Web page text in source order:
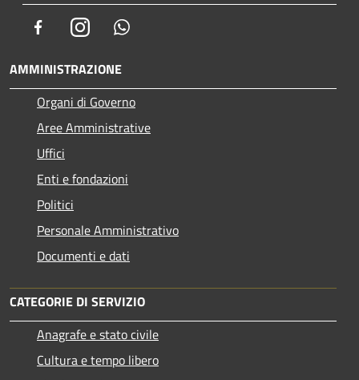
FacebookInstagram
AMMINISTRAZIONE
Organi di Governo
Aree Amministrative
Uffici
Enti e fondazioni
Politici
Personale Amministrativo
Documenti e dati
CATEGORIE DI SERVIZIO
Anagrafe e stato civile
Cultura e tempo libero